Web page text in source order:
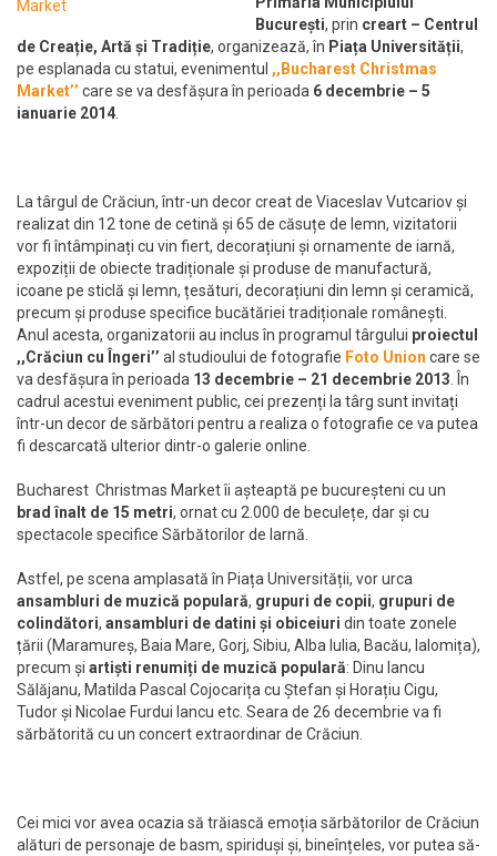
București, prin creart – Centrul
de Creație, Artă și Tradiție, organizează, în Piața Universității,
pe esplanada cu statui, evenimentul ,,Bucharest Christmas
Market’’ care se va desfășura în perioada 6 decembrie – 5
ianuarie 2014.
La târgul de Crăciun, într-un decor creat de Viaceslav Vutcariov și
realizat din 12 tone de cetină și 65 de căsuțe de lemn, vizitatorii
vor fi întâmpinați cu vin fiert, decorațiuni și ornamente de iarnă,
expoziții de obiecte tradiționale și produse de manufactură,
icoane pe sticlă și lemn, țesături, decorațiuni din lemn și ceramică,
precum și produse specifice bucătăriei tradiționale românești.
Anul acesta, organizatorii au inclus în programul târgului proiectul
,,Crăciun cu Îngeri’’ al studioului de fotografie Foto Union care se
va desfășura în perioada 13 decembrie – 21 decembrie 2013. În
cadrul acestui eveniment public, cei prezenți la târg sunt invitați
într-un decor de sărbători pentru a realiza o fotografie ce va putea
fi descarcată ulterior dintr-o galerie online.
Bucharest Christmas Market îi așteaptă pe bucureșteni cu un
brad înalt de 15 metri, ornat cu 2.000 de beculețe, dar și cu
spectacole specifice Sărbătorilor de Iarnă.
Astfel, pe scena amplasată în Piața Universității, vor urca
ansambluri de muzică populară, grupuri de copii, grupuri de
colindători, ansambluri de datini și obiceiuri din toate zonele
țării (Maramureș, Baia Mare, Gorj, Sibiu, Alba Iulia, Bacău, Ialomița),
precum și artiști renumiți de muzică populară: Dinu Iancu
Sălăjanu, Matilda Pascal Cojocarița cu Ștefan și Horațiu Cigu,
Tudor și Nicolae Furdui Iancu etc. Seara de 26 decembrie va fi
sărbătorită cu un concert extraordinar de Crăciun.
Cei mici vor avea ocazia să trăiască emoția sărbătorilor de Crăciun
alături de personaje de basm, spiriduși și, bineînțeles, vor putea să-